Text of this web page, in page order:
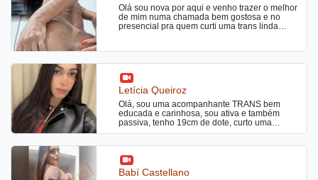
Olá sou nova por aqui e venho trazer o melhor
de mim numa chamada bem gostosa e no
presencial pra quem curti uma trans linda
conteúdo
Letícia Queiroz
Olá, sou uma acompanhante TRANS bem
educada e carinhosa, sou ativa e também
passiva, tenho 19cm de dote, curto uma
Putaria bem gostosa sem frescuras, realizo
Babí Castellano